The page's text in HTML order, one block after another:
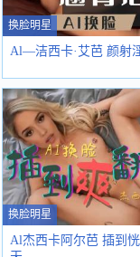
换脸明星
Al—洁西卡·艾芭 颜射
换脸明星
Al杰西卡阿尔芭 插到